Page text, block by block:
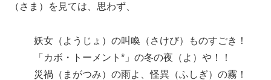
（さま）を見ては、思わず、
妖女（ようじょ）の叫喚（さけび）ものすごき！
「カボ・トーメント*」の冬の夜（よ）や！！
災禍（まがつみ）の雨よ、怪異（ふしぎ）の霧！